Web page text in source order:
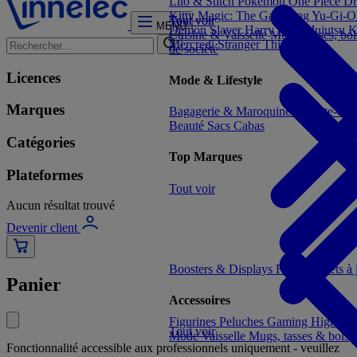
MENU
Licences
Marques
Catégories
Plateformes
Aucun résultat trouvé
Devenir client
Panier
Fonctionnalité accessible aux professionnels uniquement - veuillez
Figurines Peluches Gaming High-
ModeVaisselle Mugs, tasses & bols
Tout voir
Cuisine & VaisselleMugs, tasses,
de société
Mode & Lifestyle
Bagagerie & Maroquinerie
Porte-
Beauté Sacs Cabas
Top Marques
Tout voir
Boosters & Displays Formats prêts
Accessoires
Tout voir
Tout voir
KittyMagic: The Gathering Yu-Gi-
Demon SlayerHarry PotterJujutsu
MercrediStranger Things